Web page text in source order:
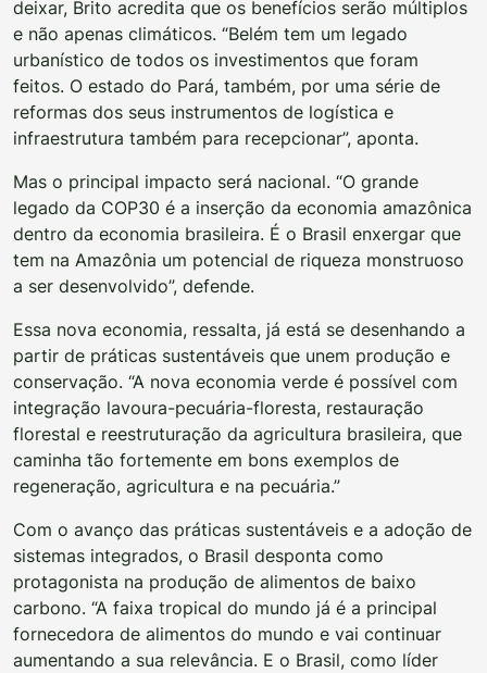
deixar, Brito acredita que os benefícios serão múltiplos
e não apenas climáticos. “Belém tem um legado
urbanístico de todos os investimentos que foram
feitos. O estado do Pará, também, por uma série de
reformas dos seus instrumentos de logística e
infraestrutura também para recepcionar”, aponta.
Mas o principal impacto será nacional. “O grande
legado da COP30 é a inserção da economia amazônica
dentro da economia brasileira. É o Brasil enxergar que
tem na Amazônia um potencial de riqueza monstruoso
a ser desenvolvido”, defende.
Essa nova economia, ressalta, já está se desenhando a
partir de práticas sustentáveis que unem produção e
conservação. “A nova economia verde é possível com
integração lavoura-pecuária-floresta, restauração
florestal e reestruturação da agricultura brasileira, que
caminha tão fortemente em bons exemplos de
regeneração, agricultura e na pecuária.”
Com o avanço das práticas sustentáveis e a adoção de
sistemas integrados, o Brasil desponta como
protagonista na produção de alimentos de baixo
carbono. “A faixa tropical do mundo já é a principal
fornecedora de alimentos do mundo e vai continuar
aumentando a sua relevância. E o Brasil, como líder